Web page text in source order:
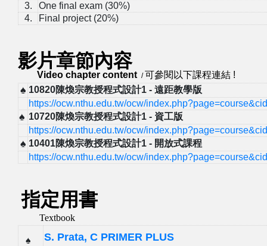
3.
One final exam (30%)
4.
Final project (20%)
影片章節內容
Video chapter content /可參閱以下課程連結 !
♠ 10820陳煥宗教授程式設計1 - 遠距教學版
https://ocw.nthu.edu.tw/ocw/
♠ 10720陳煥宗教授程式設計1 - 資工版
https://ocw.nthu.edu.tw/ocw/
♠ 10401陳煥宗教授程式設計1 - 開放式課程
https://ocw.nthu.edu.tw/ocw/
指定用書
Textbook
♠ S. Prata, C PRIMER PLUS